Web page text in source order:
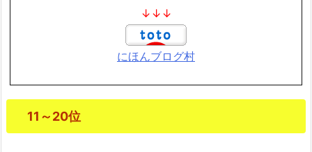
↓↓↓
にほんブログ村
11～20位